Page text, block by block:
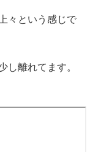
々という感じで
し離れてます。